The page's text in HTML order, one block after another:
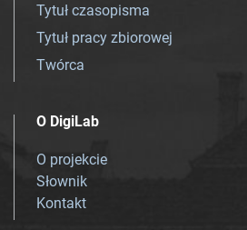
Tytuł czasopisma
Tytuł pracy zbiorowej
Twórca
O DigiLab
O projekcie
Słownik
Kontakt